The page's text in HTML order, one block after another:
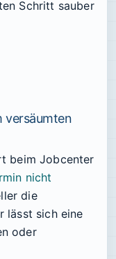
Schritt sauber
versäumten
beim Jobcenter
nicht
die
lässt sich eine
oder